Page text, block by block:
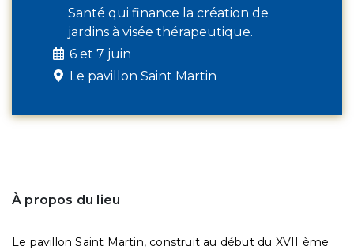
Santé qui finance la création de
jardins à visée thérapeutique.
6 et 7 juin
Le pavillon Saint Martin
À propos du lieu
Le pavillon Saint Martin, construit au début du XVII ème